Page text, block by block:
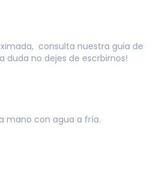
consulta nuestra guia de
duda no dejes de escrbirnos!
mano con agua a fría.